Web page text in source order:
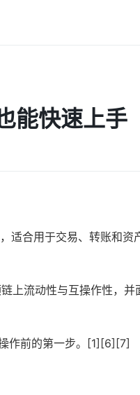
能快速上手
适合用于交易、转账和资
上流动性与互操作性，并
作前的第一步。[1][6][7]